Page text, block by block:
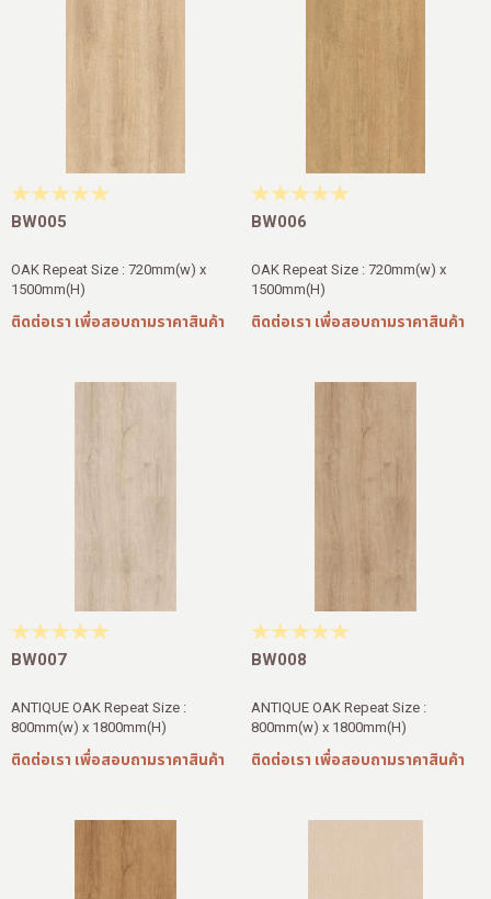
BW005
OAK Repeat Size : 720mm(w) x
1500mm(H)
ติดต่อเรา เพื่อสอบถามราคาสินค้า
BW006
OAK Repeat Size : 720mm(w) x
1500mm(H)
ติดต่อเรา เพื่อสอบถามราคาสินค้า
BW007
ANTIQUE OAK Repeat Size :
800mm(w) x 1800mm(H)
ติดต่อเรา เพื่อสอบถามราคาสินค้า
BW008
ANTIQUE OAK Repeat Size :
800mm(w) x 1800mm(H)
ติดต่อเรา เพื่อสอบถามราคาสินค้า